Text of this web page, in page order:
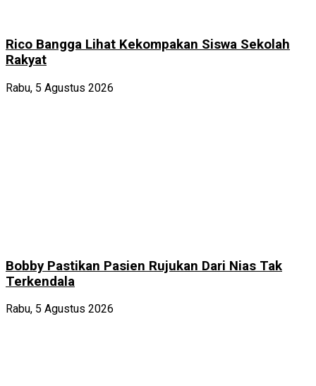
Rico Bangga Lihat Kekompakan Siswa Sekolah
Rakyat
Rabu, 5 Agustus 2026
Bobby Pastikan Pasien Rujukan Dari Nias Tak
Terkendala
Rabu, 5 Agustus 2026